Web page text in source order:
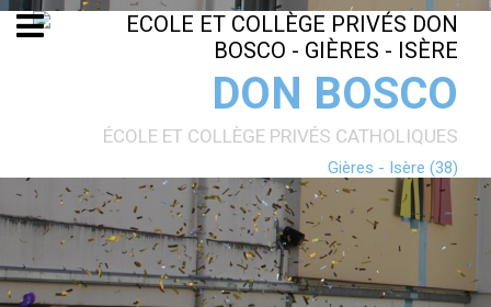
DON BOSCO
ÉCOLE ET COLLÈGE PRIVÉS CATHOLIQUES
Gières - Isère (38)